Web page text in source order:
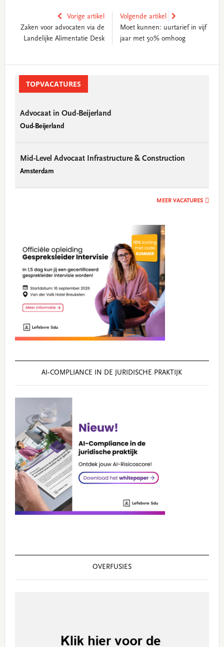
Vorige artikel
Zaken voor advocaten via de
Landelijke Alimentatie Desk
Volgende artikel
Moet kunnen: uurtarief in vijf
jaar met 50% omhoog
SidebarTOPVACATURES
Advocaat in Oud-Beijerland
Oud-Beijerland
Mid-Level Advocaat Infrastructure & Construction
Amsterdam
MEER VACATURES
AI‑COMPLIANCE IN DE JURIDISCHE PRAKTIJK
OVERFUSIES